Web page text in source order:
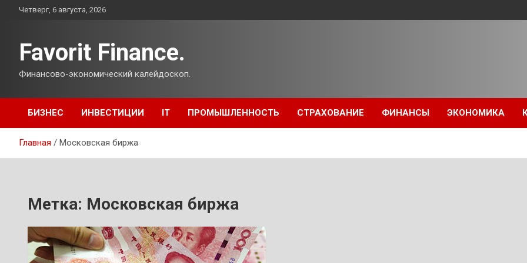
ПерейтиЧетверг, 6 августа, 2026
Favorit Finance.
Финансово-экономический калейдоскоп.
БИЗНЕС ИНВЕСТИЦИИ IT ПРОМЫШЛЕННОСТЬ СТРАХОВАНИЕ ФИНАНСЫ ЭКОНОМИКА
Главная Московская биржа
Метка: Московская биржа